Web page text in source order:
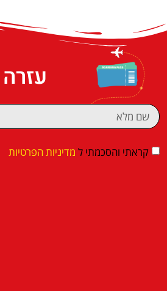
קראתי והסכמתי ל מדיניות הפרטיות